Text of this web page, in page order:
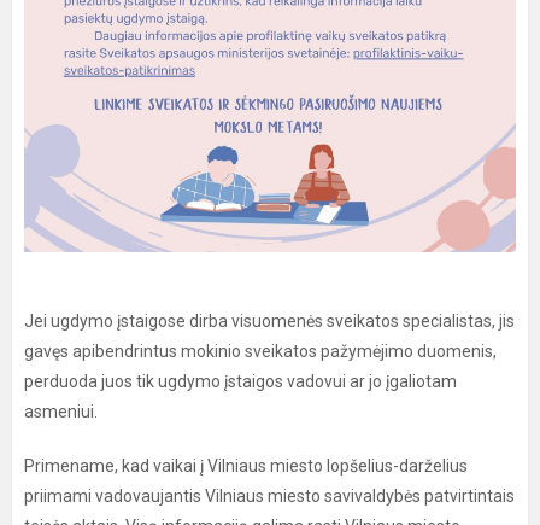
Jei ugdymo įstaigose dirba visuomenės sveikatos specialistas, jis
gavęs apibendrintus mokinio sveikatos pažymėjimo duomenis,
perduoda juos tik ugdymo įstaigos vadovui ar jo įgaliotam
asmeniui.
Primename, kad vaikai į Vilniaus miesto lopšelius-darželius
priimami vadovaujantis Vilniaus miesto savivaldybės patvirtintais